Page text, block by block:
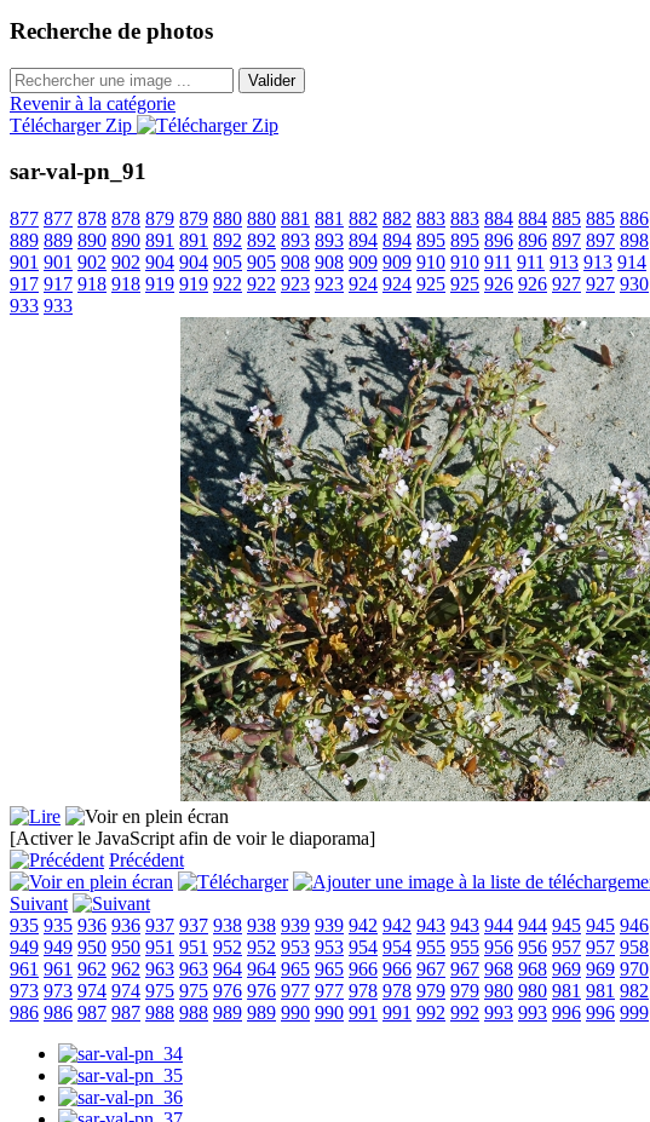
Recherche de photos
Valider
Revenir à la catégorie
Télécharger Zip
sar-val-pn_91
877 877 878 878 879 879 880 880 881 881 882 882 883 883 884 884 885 885 886
889 889 890 890 891 891 892 892 893 893 894 894 895 895 896 896 897 897 898
901 901 902 902 904 904 905 905 908 908 909 909 910 910 911 911 913 913 914
917 917 918 918 919 919 922 922 923 923 924 924 925 925 926 926 927 927 930
933 933
[Activer le JavaScript afin de voir le diaporama]
Précédent
Suivant
935 935 936 936 937 937 938 938 939 939 942 942 943 943 944 944 945 945 946
949 949 950 950 951 951 952 952 953 953 954 954 955 955 956 956 957 957 958
961 961 962 962 963 963 964 964 965 965 966 966 967 967 968 968 969 969 970
973 973 974 974 975 975 976 976 977 977 978 978 979 979 980 980 981 981 982
986 986 987 987 988 988 989 989 990 990 991 991 992 992 993 993 996 996 999